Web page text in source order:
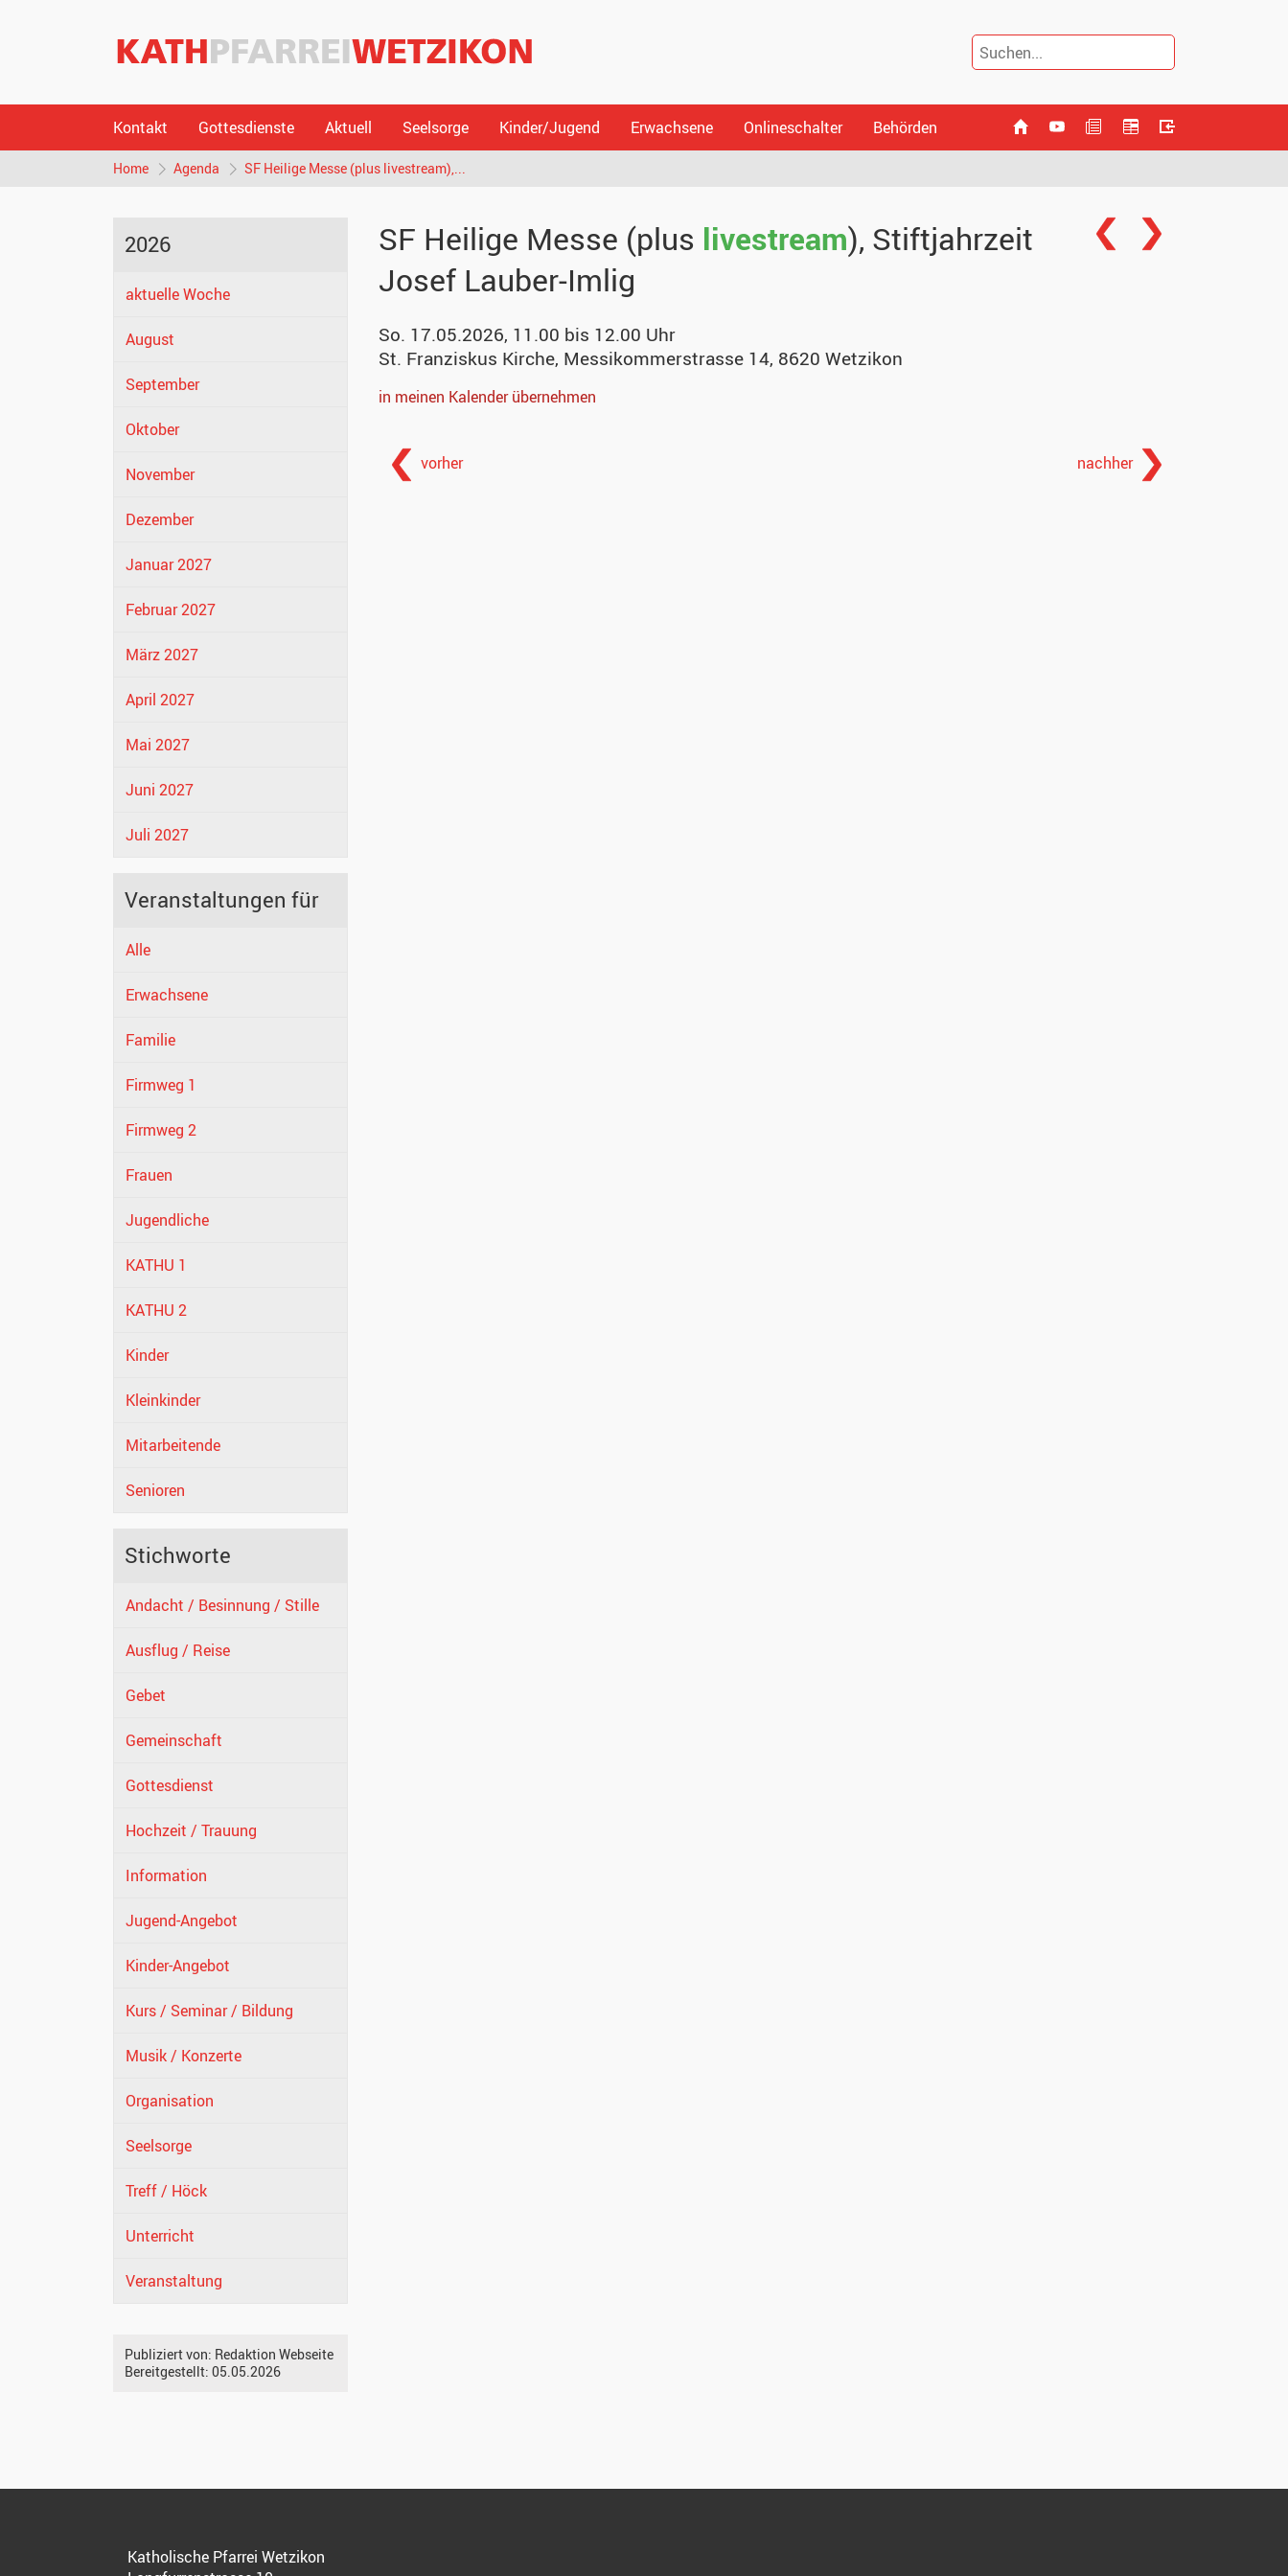
Kontakt Gottesdienste Aktuell Seelsorge Kinder/Jugend Erwachsene Onlineschalter Behörden
Home Agenda SF Heilige Messe (plus livestream),...
2026
aktuelle Woche
August
September
Oktober
November
Dezember
Januar 2027
Februar 2027
März 2027
April 2027
Mai 2027
Juni 2027
Juli 2027
Veranstaltungen für
Alle
Erwachsene
Familie
Firmweg 1
Firmweg 2
Frauen
Jugendliche
KATHU 1
KATHU 2
Kinder
Kleinkinder
Mitarbeitende
Senioren
Stichworte
Andacht / Besinnung / Stille
Ausflug / Reise
Gebet
Gemeinschaft
Gottesdienst
Hochzeit / Trauung
Information
Jugend-Angebot
Kinder-Angebot
Kurs / Seminar / Bildung
Musik / Konzerte
Organisation
Seelsorge
Treff / Höck
Unterricht
Veranstaltung
Publiziert von: Redaktion Webseite
Bereitgestellt: 05.05.2026
SF Heilige Messe (plus livestream), Stiftjahrzeit
Josef Lauber-Imlig
So. 17.05.2026, 11.00 bis 12.00 Uhr
St. Franziskus Kirche, Messikommerstrasse 14, 8620 Wetzikon
in meinen Kalender übernehmen
vorher nachher
Katholische Pfarrei Wetzikon